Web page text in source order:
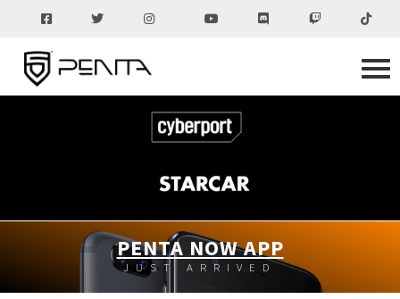
PENTA NOW APP
JUST ARRIVED